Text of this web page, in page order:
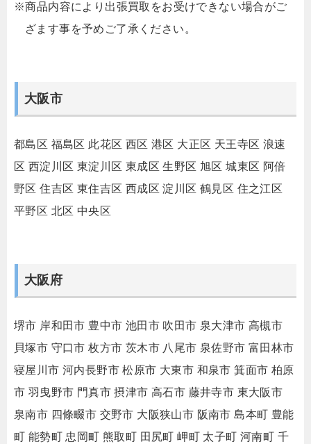
※商品内容により出張買取をお受けできない場合がご
ざます事を予めご了承ください。
大阪市
都島区 福島区 此花区 西区 港区 大正区 天王寺区 浪速
区 西淀川区 東淀川区 東成区 生野区 旭区 城東区 阿倍
野区 住吉区 東住吉区 西成区 淀川区 鶴見区 住之江区
平野区 北区 中央区
大阪府
堺市 岸和田市 豊中市 池田市 吹田市 泉大津市 高槻市
貝塚市 守口市 枚方市 茨木市 八尾市 泉佐野市 富田林市
寝屋川市 河内長野市 松原市 大東市 和泉市 箕面市 柏原
市 羽曳野市 門真市 摂津市 高石市 藤井寺市 東大阪市
泉南市 四條畷市 交野市 大阪狭山市 阪南市 島本町 豊能
町 能勢町 忠岡町 熊取町 田尻町 岬町 太子町 河南町 千